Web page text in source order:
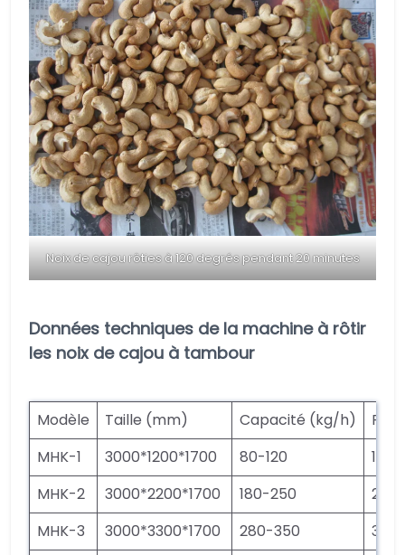
Noix de cajou rôties à 120 degrés pendant 20 minutes
Données techniques de la machine à rôtir
les noix de cajou à tambour
Modèle Taille (mm) Capacité (kg/h)
MHK-1
3000*1200*1700 80-120
1.1
MHK-2
3000*2200*1700 180-250
2.2
MHK-3
3000*3300*1700 280-350
3.3